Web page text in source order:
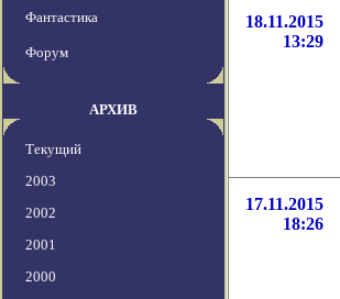
Фантастика
Форум
АРХИВ
Текущий
2003
2002
2001
2000
18.11.2015
13:29
17.11.2015
18:26